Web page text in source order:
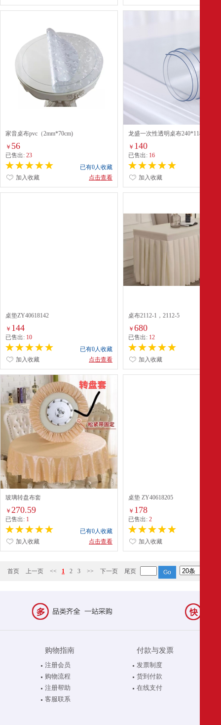
家音桌布pvc（2mm*70cm)
￥ 56
已售出: 23
已有0人收藏
点击查看
加入收藏
龙盛一次性透明桌布240*118.5cm
￥ 140
已售出: 16
加入收藏
桌垫ZY40618142
￥ 144
已售出: 10
已有0人收藏
点击查看
加入收藏
桌布2112-1，2112-5
￥680
已售出: 12
加入收藏
玻璃转盘布套
￥ 270.59
已售出: 1
已有0人收藏
点击查看
加入收藏
桌垫 ZY40618205
￥ 178
已售出:2
加入收藏
首页 上一页 << 1 2 3 >> 下一页 尾页
购物指南
注册会员
购物流程
注册帮助
客服联系
付款与发票
发票制度
货到付款
在线支付